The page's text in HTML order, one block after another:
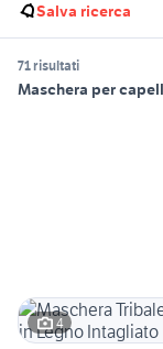
Salva ricerca
71 risultati
Maschera per
4